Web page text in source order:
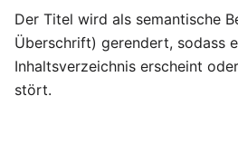
Der Titel wird als semantische
Überschrift) gerendert, sodass
Inhaltsverzeichnis erscheint
stört.